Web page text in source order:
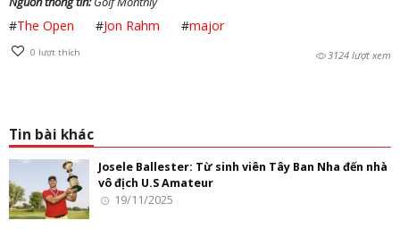
#The Open #Jon Rahm #major
0 lượt thích 3124 lượt xem
Tin bài khác
Josele Ballester: Từ sinh viên Tây Ban Nha đến nhà
vô địch U.S Amateur
19/11/2025